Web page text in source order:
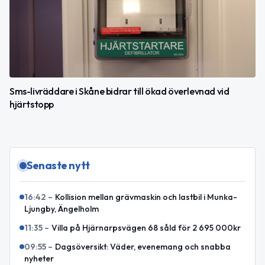
Sms-livräddare i Skåne bidrar till ökad överlevnad vid
hjärtstopp
Senaste nytt
16:42 – Kollision mellan grävmaskin och lastbil i Munka-
Ljungby, Ängelholm
11:35 – Villa på Hjärnarpsvägen 68 såld för 2 695 000kr
09:55 – Dagsöversikt: Väder, evenemang och snabba
nyheter